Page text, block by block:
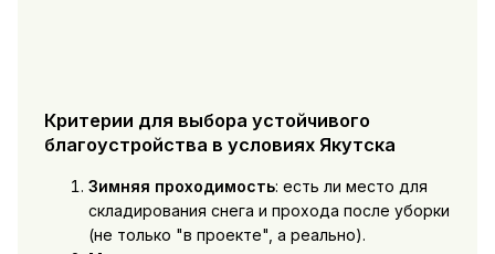
Критерии для выбора устойчивого
благоустройства в условиях Якутска
Зимняя проходимость: есть ли место для
складирования снега и прохода после уборки
(не только "в проекте", а реально).